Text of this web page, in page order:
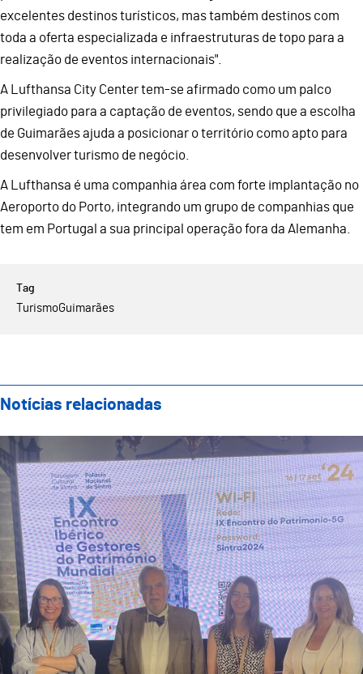
excelentes destinos turísticos, mas também destinos com
toda a oferta especializada e infraestruturas de topo para a
realização de eventos internacionais".
A Lufthansa City Center tem-se afirmado como um palco
privilegiado para a captação de eventos, sendo que a escolha
de Guimarães ajuda a posicionar o território como apto para
desenvolver turismo de negócio.
A Lufthansa é uma companhia área com forte implantação no
Aeroporto do Porto, integrando um grupo de companhias que
tem em Portugal a sua principal operação fora da Alemanha.
TurismoGuimarães
Notícias relacionadas
Guimarães Representada no IX Encontro Ibérico de